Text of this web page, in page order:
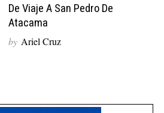
De Viaje A San Pedro De
Atacama
by Ariel Cruz